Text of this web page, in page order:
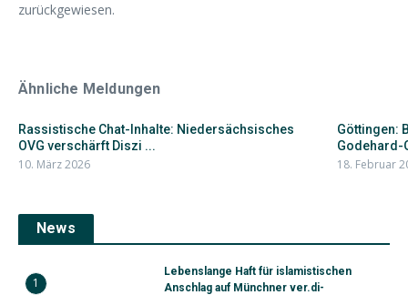
zurückgewiesen.
Ähnliche Meldungen
Rassistische Chat-Inhalte: Niedersächsisches
OVG verschärft Diszi ...
10. März 2026
Göttingen:
Godehard-
18. Februar
News
1
Lebenslange Haft für islamistischen
Anschlag auf Münchner ver.di-